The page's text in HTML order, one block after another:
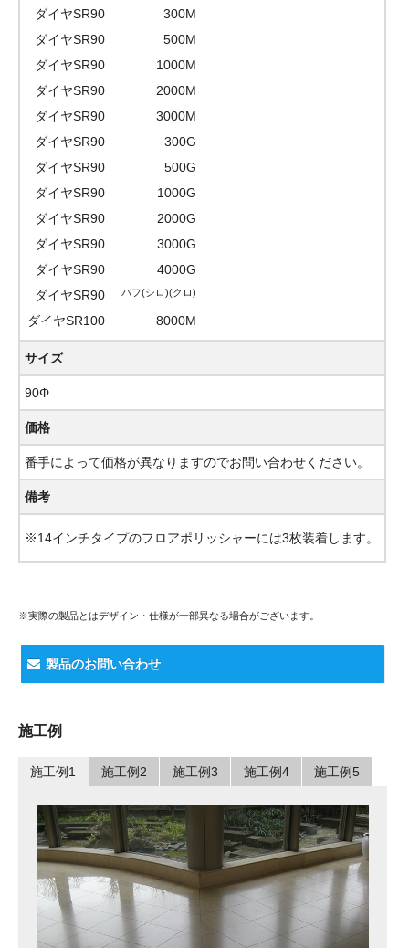
ダイヤSR90
300M
ダイヤSR90
500M
ダイヤSR90
1000M
ダイヤSR90
2000M
ダイヤSR90
3000M
ダイヤSR90
300G
ダイヤSR90
500G
ダイヤSR90
1000G
ダイヤSR90
2000G
ダイヤSR90
3000G
ダイヤSR90
4000G
ダイヤSR90
バフ(シロ)(クロ)
ダイヤSR100 8000M
サイズ
90Φ
価格
番手によって価格が異なりますのでお問い合わせください。
備考
※14インチタイプのフロアポリッシャーには3枚装着します。
※実際の製品とはデザイン・仕様が一部異なる場合がございます。
製品のお問い合わせ
施工例
施工例1 施工例2 施工例3 施工例4 施工例5